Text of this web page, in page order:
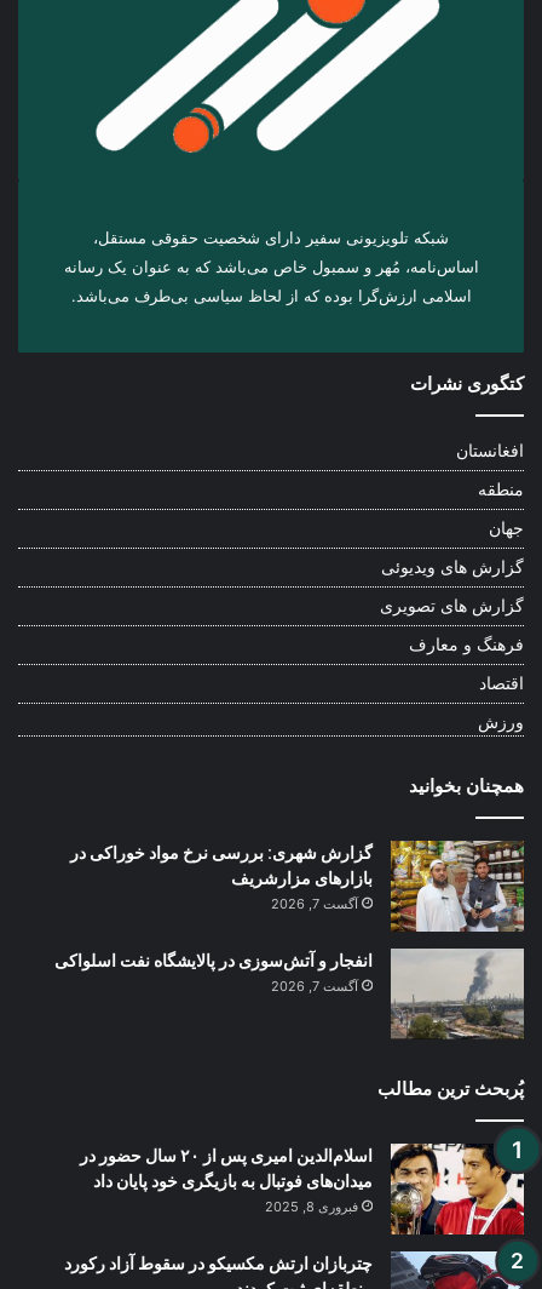
شبکه تلویزیونی سفیر دارای شخصیت حقوقی مستقل،
اساس‌نامه، مُهر و سمبول خاص می‌باشد که به عنوان یک رسانه
اسلامی ارزش‌گرا بوده که از لحاظ سیاسی بی‌طرف می‌باشد.
کتگوری نشرات
افغانستان
منطقه
جهان
گزارش های ویدیوئی
گزارش های تصویری
فرهنگ و معارف
اقتصاد
ورزش
همچنان بخوانید
گزارش شهری: بررسی نرخ مواد خوراکی در
بازارهای مزارشریف
آگست 7, 2026
انفجار و آتش‌سوزی در پالایشگاه نفت اسلواکی
آگست 7, 2026
پُربحث ترین مطالب
اسلام‌الدین امیری پس از ۲۰ سال حضور در
میدان‌های فوتبال به بازیگری خود پایان داد
فبروری 8, 2025
چتربازان ارتش مکسیکو در سقوط آزاد رکورد